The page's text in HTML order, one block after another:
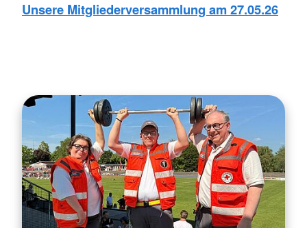
Unsere Mitgliederversammlung am 27.05.26